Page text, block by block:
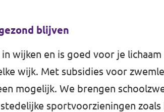
blijven
wijken en is goed voor je
wijk. Met subsidies voor
mogelijk. We brengen
sportvoorzieningen